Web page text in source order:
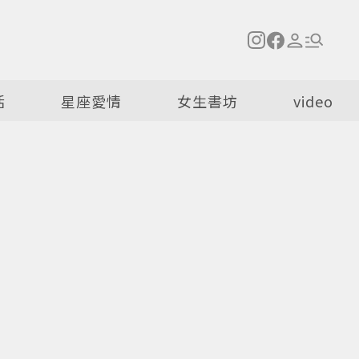
星座愛情 女生書坊 video